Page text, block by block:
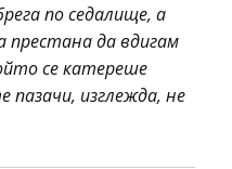
по седалище, а
престана да вдигам
се катереше
изглежда, не